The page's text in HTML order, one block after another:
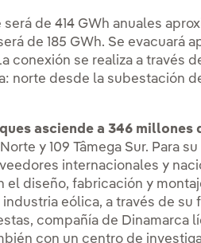
de 414 GWh anuales
de 185 GWh. Se evacuará
se realiza a través
norte desde la subestación
asciende a 346 millones
y 109 Tâmega Sur. Para
internacionales y
el diseño, fabricación y
eólica, a través de su
compañía de Dinamarca
con un centro de